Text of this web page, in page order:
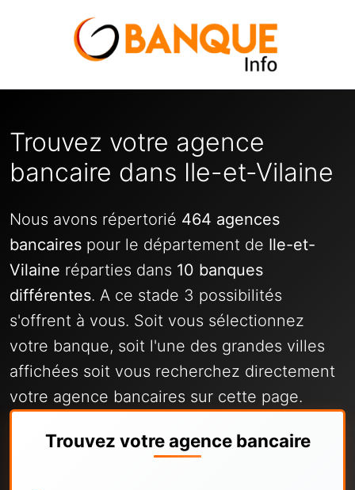
Trouvez votre agence
bancaire dans Ile-et-Vilaine
Nous avons répertorié 464 agences
bancaires pour le département de Ile-et-
Vilaine réparties dans 10 banques
différentes. A ce stade 3 possibilités
s'offrent à vous. Soit vous sélectionnez
votre banque, soit l'une des grandes villes
affichées soit vous recherchez directement
votre agence bancaires sur cette page.
Trouvez votre agence bancaire